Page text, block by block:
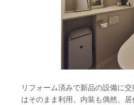
リフォーム済みで新品の設備に
はそのまま利用。内装も偶然、